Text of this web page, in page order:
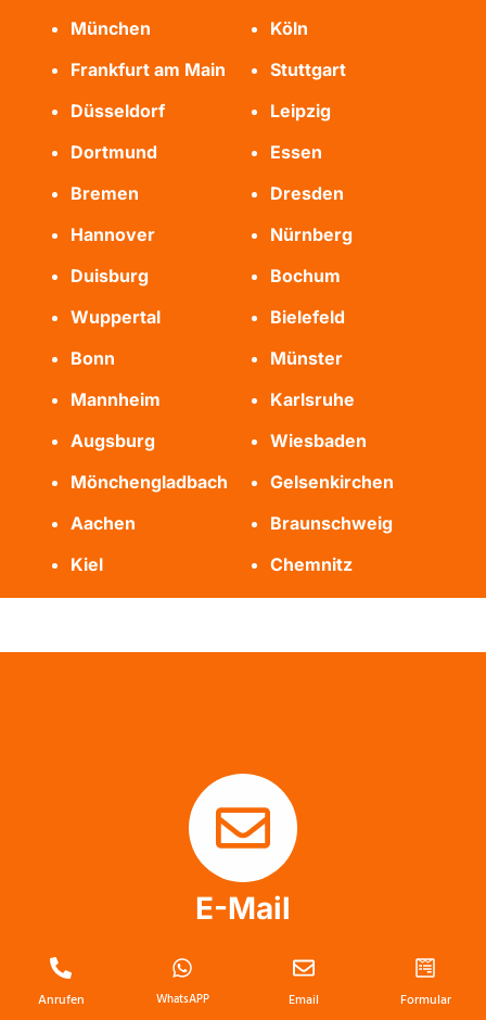
München
Köln
Frankfurt am Main
Stuttgart
Düsseldorf
Leipzig
Dortmund
Essen
Bremen
Dresden
Hannover
Nürnberg
Duisburg
Bochum
Wuppertal
Bielefeld
Bonn
Münster
Mannheim
Karlsruhe
Augsburg
Wiesbaden
Mönchengladbach
Gelsenkirchen
Aachen
Braunschweig
Kiel
Chemnitz
E-Mail
info@messie-wohnung-profis.de
Anrufen WhatsAPP Email Formular